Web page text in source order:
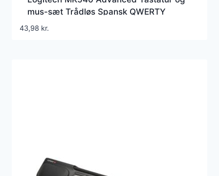
mus-sæt Trådløs Spansk QWERTY
43,98 kr.